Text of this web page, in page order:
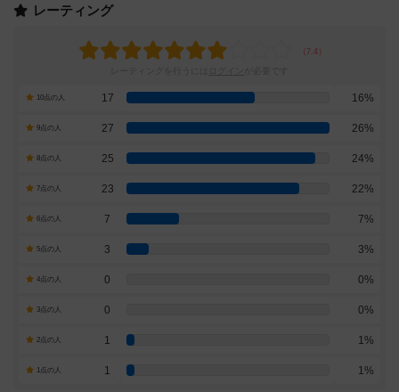
レーティング
10点の人 17 16%
9点の人 27 26%
8点の人 25 24%
7点の人 23 22%
6点の人 7 7%
5点の人 3 3%
4点の人 0 0%
3点の人 0 0%
2点の人 1 1%
1点の人 1 1%